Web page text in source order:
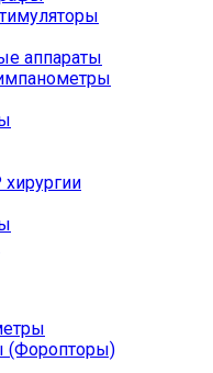
аппараты
(Форопторы)